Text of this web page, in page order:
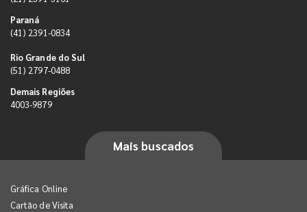
Paraná
(41) 2391-0834
Rio Grande do Sul
(51) 2797-0488
Demais Regiões
4003-9879
Mais buscados
Gráfica Online
Cartão de Visita